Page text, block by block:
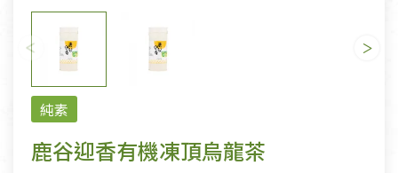
純素
鹿谷迎香有機凍頂烏龍茶